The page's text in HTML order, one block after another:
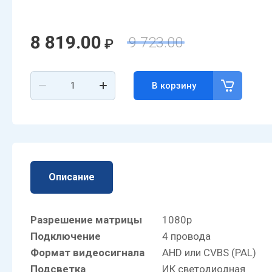
9 723.00
8 819.00 ₽
В корзину
Описание
Разрешение матрицы
1080p
Подключение
4 провода
Формат видеосигнала
AHD или CVBS (PAL)
Подсветка
ИК светодиодная